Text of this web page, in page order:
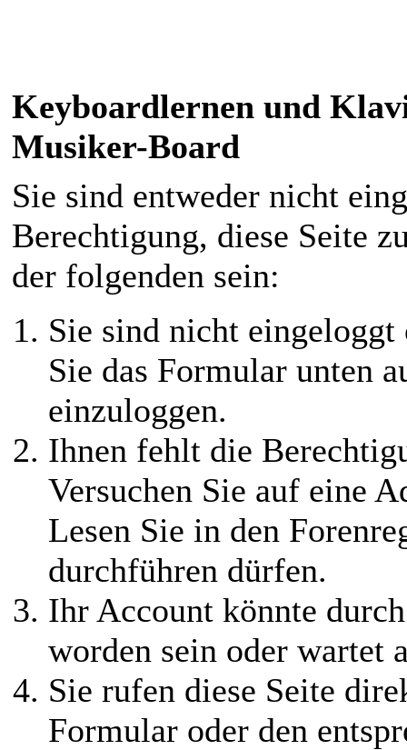
Keyboardlernen und
Musiker-Board
Sie sind entweder nicht
Berechtigung, diese Seite
der folgenden sein:
Sie sind nicht
Sie das Formular unten
einzuloggen.
Ihnen fehlt die
Versuchen Sie auf eine
Lesen Sie in den
durchführen dürfen.
Ihr Account könnte
worden sein oder wartet
Sie rufen diese Seite
Formular oder den